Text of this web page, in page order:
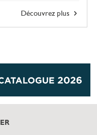
Découvrez plus